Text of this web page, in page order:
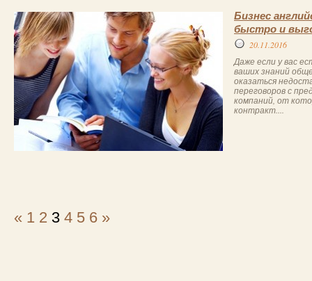
Бизнес
быстро и
20.11.2016
Даже если у вас
ваших знаний
оказаться
переговоров с
компаний, от
контракт....
« 1 2 3 4 5 6 »